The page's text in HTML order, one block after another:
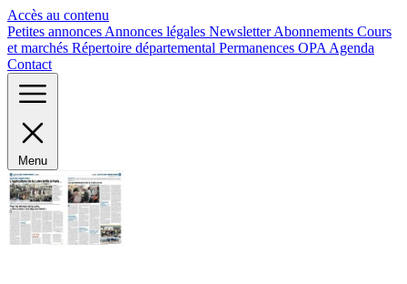
Accès au contenu
Petites annonces Annonces légales NewsletterAbonnements Cours
et marchés Répertoire départemental Permanences OPA Agenda
Contact
Menu
Panneau de gestion des cookies